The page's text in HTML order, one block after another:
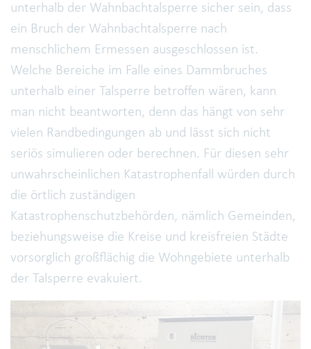
unterhalb der Wahnbachtalsperre sicher sein, dass
ein Bruch der Wahnbachtalsperre nach
menschlichem Ermessen ausgeschlossen ist.
Welche Bereiche im Falle eines Dammbruches
unterhalb einer Talsperre betroffen wären, kann
man nicht beantworten, denn das hängt von sehr
vielen Randbedingungen ab und lässt sich nicht
seriös simulieren oder berechnen. Für diesen sehr
unwahrscheinlichen Katastrophenfall würden durch
die örtlich zuständigen
Katastrophenschutzbehörden, nämlich Gemeinden,
beziehungsweise die Kreise und kreisfreien Städte
vorsorglich großflächig die Wohngebiete unterhalb
der Talsperre evakuiert.